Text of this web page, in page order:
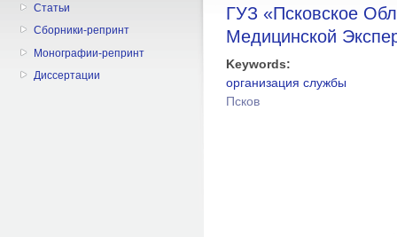
Статьи
Сборники-репринт
Монографии-репринт
Диссертации
ГУЗ «Псковское
Медицинской
Keywords:
организация службы
Псков